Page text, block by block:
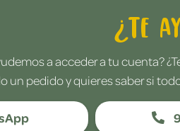
¿Te
a acceder a tu cuenta?
un pedido y quieres saber si